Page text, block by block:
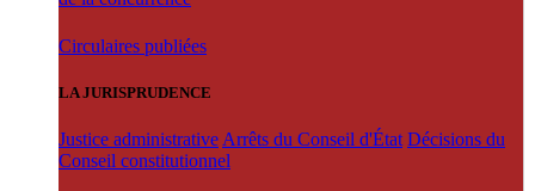
Circulaires publiées
LA JURISPRUDENCE
Justice administrative Arrêts du Conseil d'État Décisions du
Conseil constitutionnel